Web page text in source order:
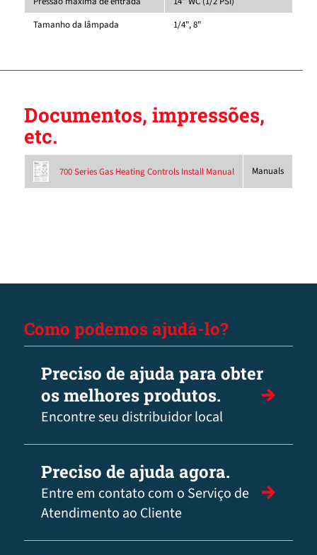
Tamanho da lâmpada
1/4", 8"
Documentos, impressões,
etc.
700 Series Gas Heating Controls Install Manual Manuals
Como podemos ajudá-lo?
Preciso de ajuda para obter
os melhores produtos.
Encontre seu distribuidor local
Preciso de ajuda agora.
Entre em contato com o Serviço de
Atendimento ao Cliente